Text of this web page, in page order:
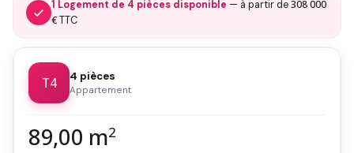
1 Logement de 4 pièces disponible — à partir de308 000
€TTC
T4 4 pièces
Appartement
89,00 m2